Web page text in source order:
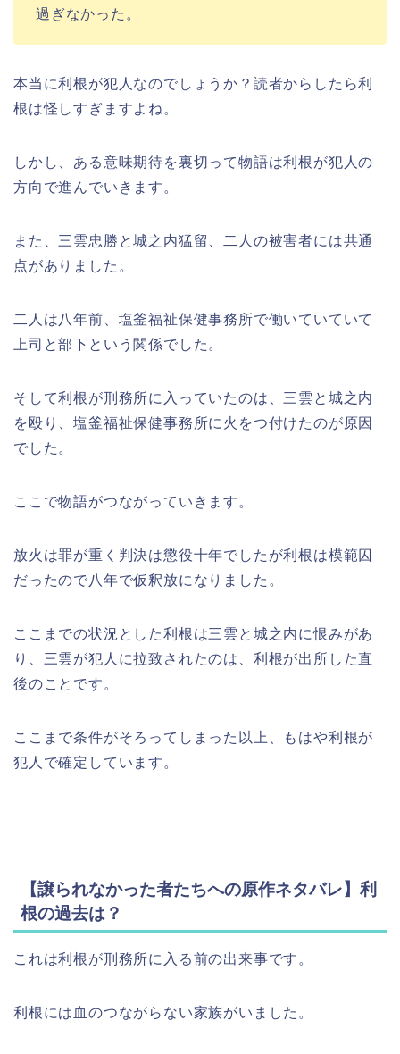
過ぎなかった。
本当に利根が犯人なのでしょうか？読者からしたら利
根は怪しすぎますよね。
しかし、ある意味期待を裏切って物語は利根が犯人の
方向で進んでいきます。
また、三雲忠勝と城之内猛留、二人の被害者には共通
点がありました。
二人は八年前、塩釜福祉保健事務所で働いていていて
上司と部下という関係でした。
そして利根が刑務所に入っていたのは、三雲と城之内
を殴り、塩釜福祉保健事務所に火をつ付けたのが原因
でした。
ここで物語がつながっていきます。
放火は罪が重く判決は懲役十年でしたが利根は模範囚
だったので八年で仮釈放になりました。
ここまでの状況とした利根は三雲と城之内に恨みがあ
り、三雲が犯人に拉致されたのは、利根が出所した直
後のことです。
ここまで条件がそろってしまった以上、もはや利根が
犯人で確定しています。
【譲られなかった者たちへの原作ネタバレ】利
根の過去は？
これは利根が刑務所に入る前の出来事です。
利根には血のつながらない家族がいました。